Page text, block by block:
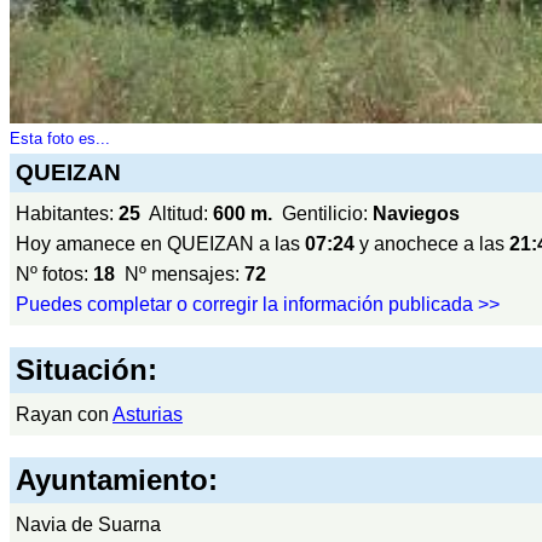
Esta foto es...
QUEIZAN
Habitantes: 25 Altitud: 600 m. Gentilicio: Naviegos
Hoy amanece en QUEIZAN a las 07:24 y anochece a las
Nº fotos: 18 Nº mensajes: 72
Puedes completar o corregir la información publicada >>
Situación:
Rayan con Asturias
Ayuntamiento:
Navia de Suarna